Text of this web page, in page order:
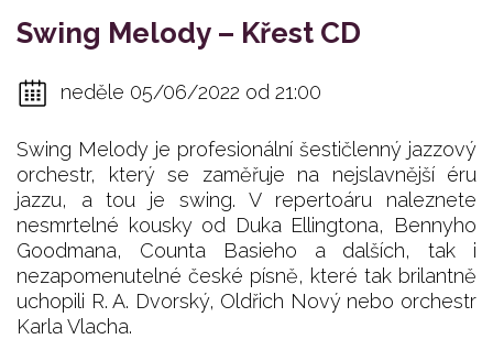
Swing Melody – Křest CD
neděle 05/06/2022 od 21:00
Swing Melody je profesionální šestičlenný jazzový
orchestr, který se zaměřuje na nejslavnější éru
jazzu, a tou je swing. V repertoáru naleznete
nesmrtelné kousky od Duka Ellingtona, Bennyho
Goodmana, Counta Basieho a dalších, tak i
nezapomenutelné české písně, které tak brilantně
uchopili R. A. Dvorský, Oldřich Nový nebo orchestr
Karla Vlacha.